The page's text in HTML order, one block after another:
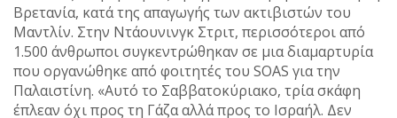
Βρετανία, κατά της απαγωγής των ακτιβιστών του
Μαντλίν. Στην Ντάουνινγκ Στριτ, περισσότεροι από
1.500 άνθρωποι συγκεντρώθηκαν σε μια διαμαρτυρία
που οργανώθηκε από φοιτητές του SOAS για την
Παλαιστίνη. «Αυτό το Σαββατοκύριακο, τρία σκάφη
έπλεαν όχι προς τη Γάζα αλλά προς το Ισραήλ. Δεν